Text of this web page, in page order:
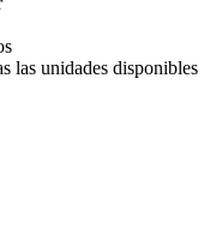
las unidades disponibles